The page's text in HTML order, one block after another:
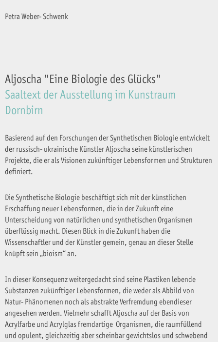
Petra Weber- Schwenk
Aljoscha "Eine Biologie des Glücks"
Saaltext der Ausstellung im Kunstraum
Dornbirn
Basierend auf den Forschungen der Synthetischen Biologie entwickelt
der russisch- ukrainische Künstler Aljoscha seine künstlerischen
Projekte, die er als Visionen zukünftiger Lebensformen und Strukturen
definiert.
Die Synthetische Biologie beschäftigt sich mit der künstlichen
Erschaffung neuer Lebensformen, die in der Zukunft eine
Unterscheidung von natürlichen und synthetischen Organismen
überflüssig macht. Diesen Blick in die Zukunft haben die
Wissenschaftler und der Künstler gemein, genau an dieser Stelle
knüpft sein „bioism“ an.
In dieser Konsequenz weitergedacht sind seine Plastiken lebende
Substanzen zukünftiger Lebensformen, die weder als Abbild von
Natur- Phänomenen noch als abstrakte Verfremdung ebendieser
angesehen werden. Vielmehr schafft Aljoscha auf der Basis von
Acrylfarbe und Acrylglas fremdartige Organismen, die raumfüllend
und opulent, gleichzeitig aber scheinbar gewichtslos und schwebend